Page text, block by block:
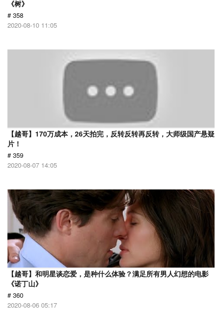
《树》
# 358
2020-08-10 11:05
【越哥】170万成本，26天拍完，反转反转再反转，大师级国产悬疑
片！
# 359
2020-08-07 14:05
【越哥】和明星谈恋爱，是种什么体验？满足所有男人幻想的电影
《诺丁山》
# 360
2020-08-06 05:17